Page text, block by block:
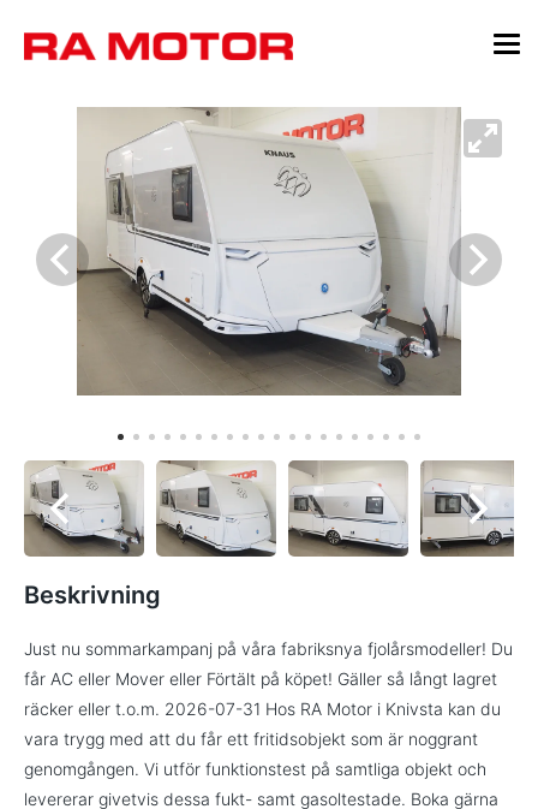
Beskrivning
Just nu sommarkampanj på våra fabriksnya fjolårsmodeller! Du
får AC eller Mover eller Förtält på köpet! Gäller så långt lagret
räcker eller t.o.m. 2026-07-31 Hos RA Motor i Knivsta kan du
vara trygg med att du får ett fritidsobjekt som är noggrant
genomgången. Vi utför funktionstest på samtliga objekt och
levererar givetvis dessa fukt- samt gasoltestade. Boka gärna